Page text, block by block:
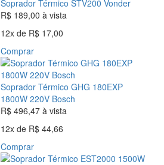
Soprador Térmico STV200 Vonder
R$ 189,00à vista
12x de R$ 17,00
Comprar
Soprador Térmico GHG 180EXP
1800W 220V Bosch
R$ 496,47à vista
12x de R$ 44,66
Comprar